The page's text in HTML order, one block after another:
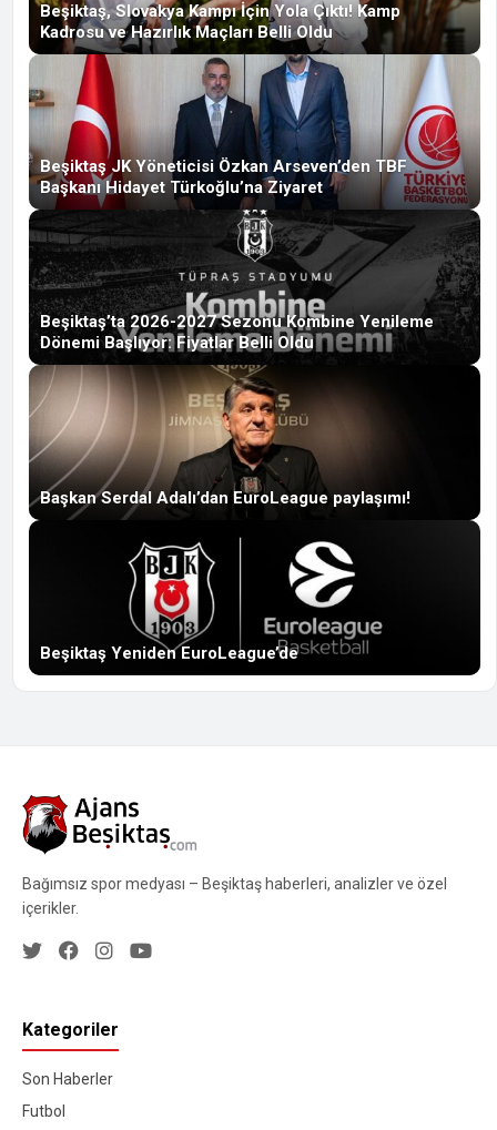
Beşiktaş, Slovakya Kampı İçin Yola Çıktı! Kamp
Kadrosu ve Hazırlık Maçları Belli Oldu
Beşiktaş JK Yöneticisi Özkan Arseven’den TBF
Başkanı Hidayet Türkoğlu’na Ziyaret
Beşiktaş’ta 2026-2027 Sezonu Kombine Yenileme
Dönemi Başlıyor: Fiyatlar Belli Oldu
Başkan Serdal Adalı’dan EuroLeague paylaşımı!
Beşiktaş Yeniden EuroLeague’de
Bağımsız spor medyası – Beşiktaş haberleri, analizler ve özel
içerikler.
Kategoriler
Son Haberler
Futbol